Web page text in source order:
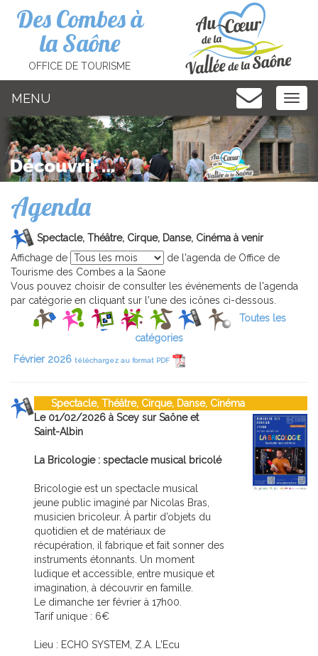
Des Combes à
la Saône
OFFICE DE TOURISME
MENU
Agenda
Spectacle, Théâtre, Cirque, Danse, Cinéma à venir
Affichage de
de l'agenda de Office de
Tourisme des Combes a la Saone
Vous pouvez choisir de consulter les événements de l'agenda
par catégorie en cliquant sur l'une des icônes ci-dessous.
Toutes les
catégories
Février 2026 téléchargez au format PDF
Spectacle, Théâtre, Cirque, Danse, Cinéma
Le 01/02/2026 à Scey sur Saône et
Saint-Albin
La Bricologie : spectacle musical bricolé
Bricologie est un spectacle musical
jeune public imaginé par Nicolas Bras,
musicien bricoleur. À partir d’objets du
quotidien et de matériaux de
récupération, il fabrique et fait sonner des
instruments étonnants. Un moment
ludique et accessible, entre musique et
imagination, à découvrir en famille.
Le dimanche 1er février à 17h00.
Tarif unique : 6€
Lieu : ECHO SYSTEM, Z.A. L'Ecu